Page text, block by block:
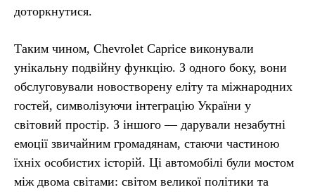
доторкнутися.
Таким чином, Chevrolet Caprice виконували
унікальну подвійну функцію. З одного боку, вони
обслуговували новостворену еліту та міжнародних
гостей, символізуючи інтеграцію України у
світовий простір. З іншого — дарували незабутні
емоції звичайним громадянам, стаючи частиною
їхніх особистих історій. Ці автомобілі були мостом
між двома світами: світом великої політики та